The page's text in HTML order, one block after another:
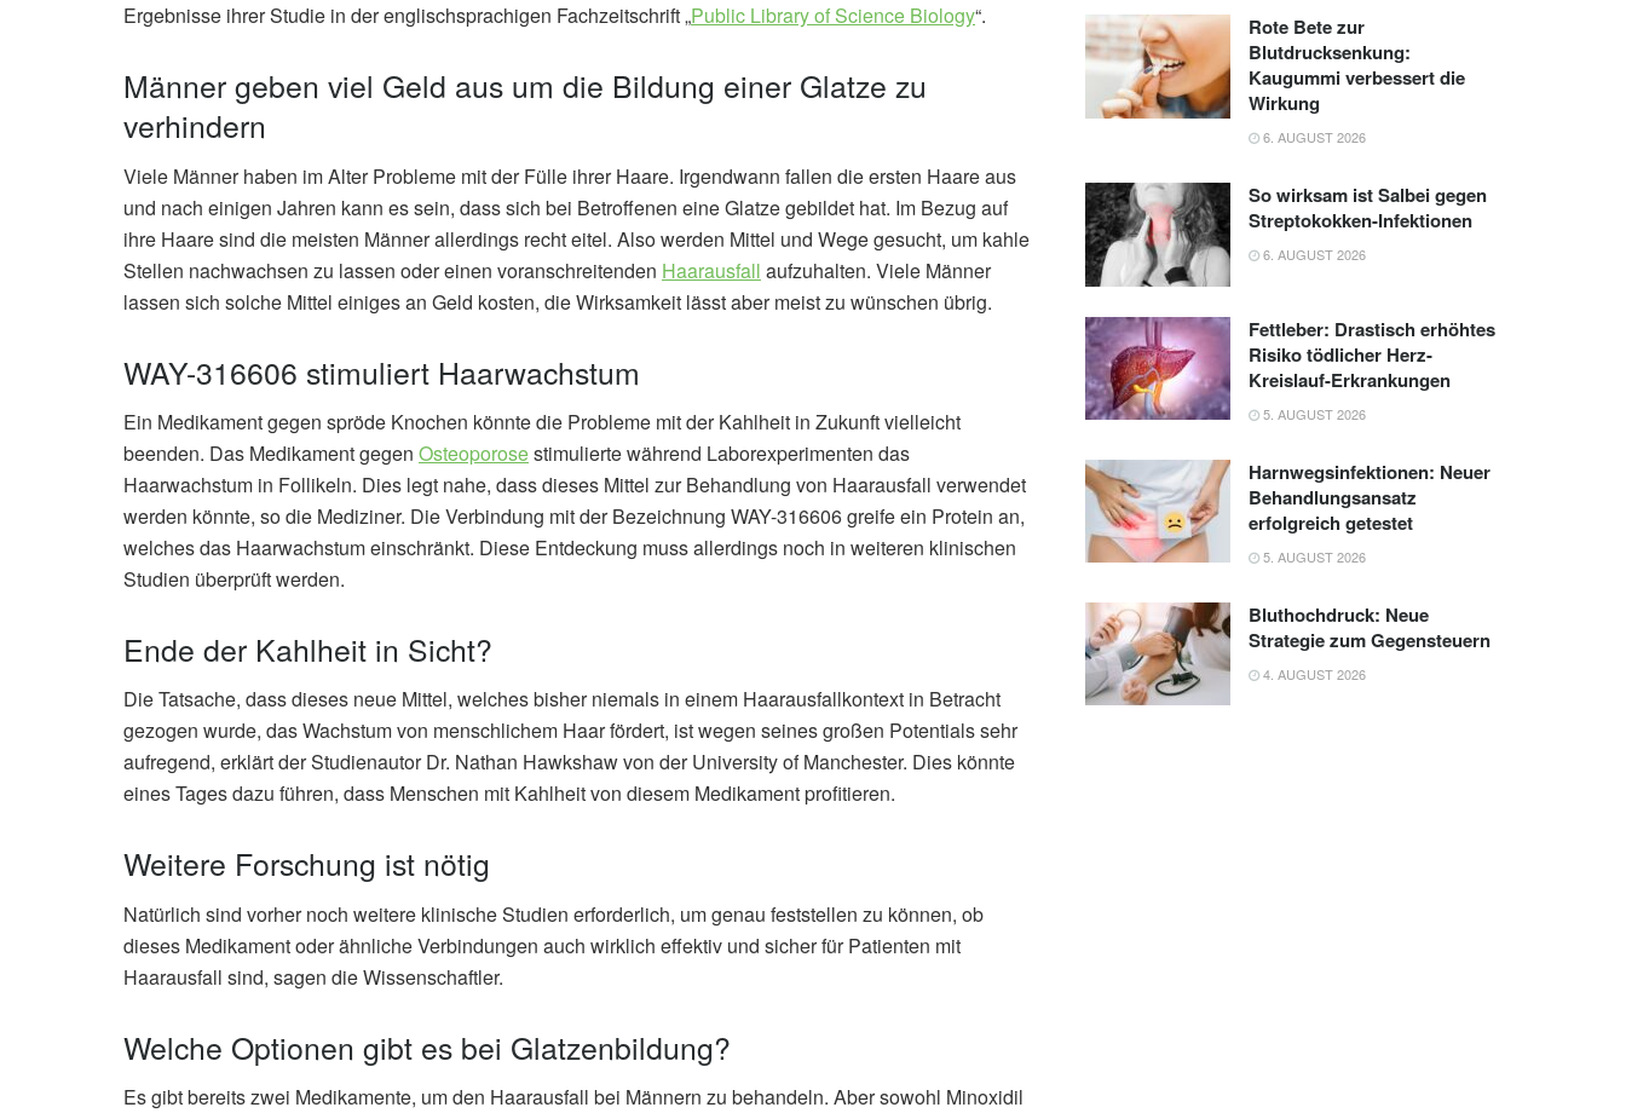
Ergebnisse ihrer Studie in der englischsprachigen Fachzeitschrift „Public Library of Science Biology“.
Männer geben viel Geld aus um die Bildung einer Glatze zu
verhindern
Viele Männer haben im Alter Probleme mit der Fülle ihrer Haare. Irgendwann fallen die ersten Haare aus
und nach einigen Jahren kann es sein, dass sich bei Betroffenen eine Glatze gebildet hat. Im Bezug auf
ihre Haare sind die meisten Männer allerdings recht eitel. Also werden Mittel und Wege gesucht, um kahle
Stellen nachwachsen zu lassen oder einen voranschreitenden Haarausfall aufzuhalten. Viele Männer
lassen sich solche Mittel einiges an Geld kosten, die Wirksamkeit lässt aber meist zu wünschen übrig.
WAY-316606 stimuliert Haarwachstum
Ein Medikament gegen spröde Knochen könnte die Probleme mit der Kahlheit in Zukunft vielleicht
beenden. Das Medikament gegen Osteoporosestimulierte während Laborexperimenten das
Haarwachstum in Follikeln. Dies legt nahe, dass dieses Mittel zur Behandlung von Haarausfall verwendet
werden könnte, so die Mediziner. Die Verbindung mit der Bezeichnung WAY-316606 greife ein Protein an,
welches das Haarwachstum einschränkt. Diese Entdeckung muss allerdings noch in weiteren klinischen
Studien überprüft werden.
Ende der Kahlheit in Sicht?
Die Tatsache, dass dieses neue Mittel, welches bisher niemals in einem Haarausfallkontext in Betracht
gezogen wurde, das Wachstum von menschlichem Haar fördert, ist wegen seines großen Potentials sehr
aufregend, erklärt der Studienautor Dr. Nathan Hawkshaw von der University of Manchester. Dies könnte
eines Tages dazu führen, dass Menschen mit Kahlheit von diesem Medikament profitieren.
Weitere Forschung ist nötig
Natürlich sind vorher noch weitere klinische Studien erforderlich, um genau feststellen zu können, ob
dieses Medikament oder ähnliche Verbindungen auch wirklich effektiv und sicher für Patienten mit
Haarausfall sind, sagen die Wissenschaftler.
Welche Optionen gibt es bei Glatzenbildung?
Es gibt bereits zwei Medikamente, um den Haarausfall bei Männern zu behandeln. Aber sowohl Minoxidil
Rote Bete zur
Blutdrucksenkung:
Kaugummi verbessert die
Wirkung
6. AUGUST 2026
So wirksam ist Salbei gegen
Streptokokken-Infektionen
6. AUGUST 2026
Fettleber: Drastisch erhöhtes
Risiko tödlicher Herz-
Kreislauf-Erkrankungen
5. AUGUST 2026
Harnwegsinfektionen: Neuer
Behandlungsansatz
erfolgreich getestet
5. AUGUST 2026
Bluthochdruck: Neue
Strategie zum Gegensteuern
4. AUGUST 2026